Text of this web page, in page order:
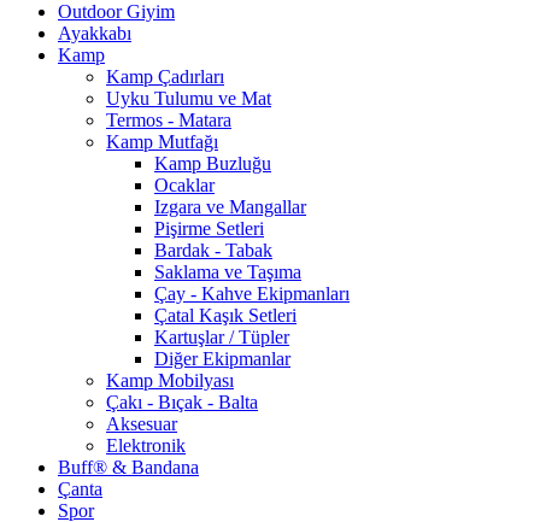
Outdoor Giyim
Ayakkabı
Kamp
Kamp Çadırları
Uyku Tulumu ve Mat
Termos - Matara
Kamp Mutfağı
Kamp Buzluğu
Ocaklar
Izgara ve Mangallar
Pişirme Setleri
Bardak - Tabak
Saklama ve Taşıma
Çay - Kahve Ekipmanları
Çatal Kaşık Setleri
Kartuşlar / Tüpler
Diğer Ekipmanlar
Kamp Mobilyası
Çakı - Bıçak - Balta
Aksesuar
Elektronik
Buff® & Bandana
Çanta
Spor